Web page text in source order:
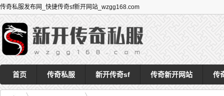
传奇私服发布网_快捷传奇sf新开网站_wzgg168.com
首页 传奇私服 新开传奇sf 传奇新开网站 传